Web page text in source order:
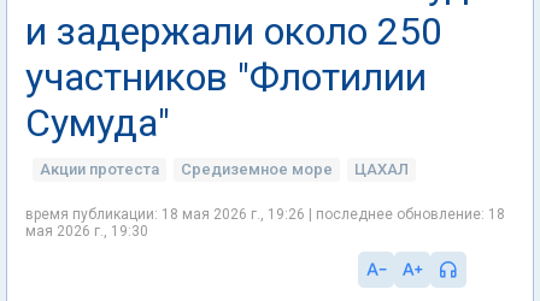
и задержали около 250
участников "Флотилии
Сумуда"
Акции протеста Средиземное море ЦАХАЛ
время публикации: 18 мая 2026 г., 19:26 | последнее обновление: 18
мая 2026 г., 19:30